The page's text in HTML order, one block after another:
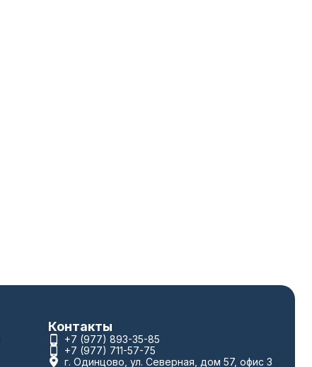
Контакты
+7 (977) 893-35-85
+7 (977) 711-57-75
г. Одинцово, ул. Северная, дом 57, офис 3